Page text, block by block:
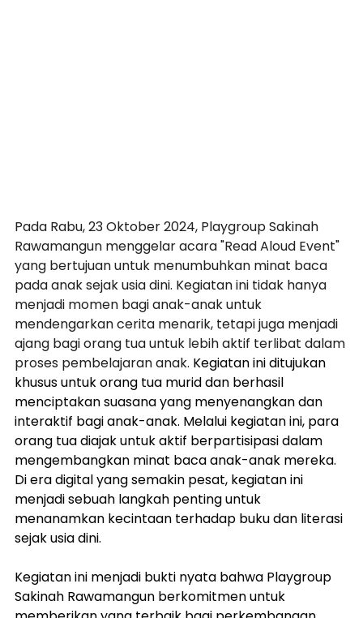
Pada Rabu, 23 Oktober 2024, Playgroup Sakinah
Rawamangun menggelar acara "Read Aloud Event"
yang bertujuan untuk menumbuhkan minat baca
pada anak sejak usia dini. Kegiatan ini tidak hanya
menjadi momen bagi anak-anak untuk
mendengarkan cerita menarik, tetapi juga menjadi
ajang bagi orang tua untuk lebih aktif terlibat dalam
proses pembelajaran anak. Kegiatan ini ditujukan
khusus untuk orang tua murid dan berhasil
menciptakan suasana yang menyenangkan dan
interaktif bagi anak-anak. Melalui kegiatan ini, para
orang tua diajak untuk aktif berpartisipasi dalam
mengembangkan minat baca anak-anak mereka.
Di era digital yang semakin pesat, kegiatan ini
menjadi sebuah langkah penting untuk
menanamkan kecintaan terhadap buku dan literasi
sejak usia dini.
Kegiatan ini menjadi bukti nyata bahwa Playgroup
Sakinah Rawamangun berkomitmen untuk